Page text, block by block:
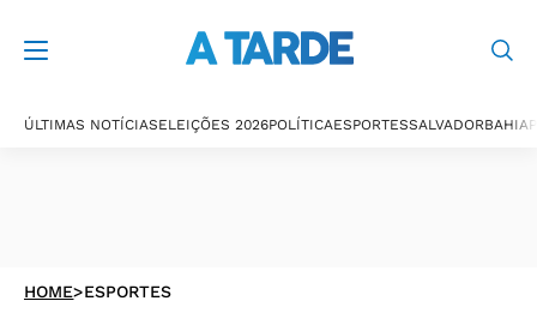
ÚLTIMAS NOTÍCIASELEIÇÕES 2026POLÍTICAESPORTESSALVADORBAHIA
HOME>ESPORTES